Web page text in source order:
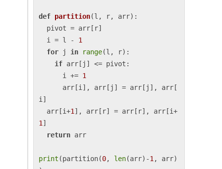
def partition(l, r, arr):
  i = l -
1
for j in range(l, r):
if arr[j] <= pivot:
      i +=
1
i]
  arr[i+
1 ], arr[r] = arr[r], arr[i+
1 ]
return arr
print (partition(0, len(arr)-1 , arr)